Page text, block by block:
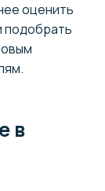
оценить
подобрать
в